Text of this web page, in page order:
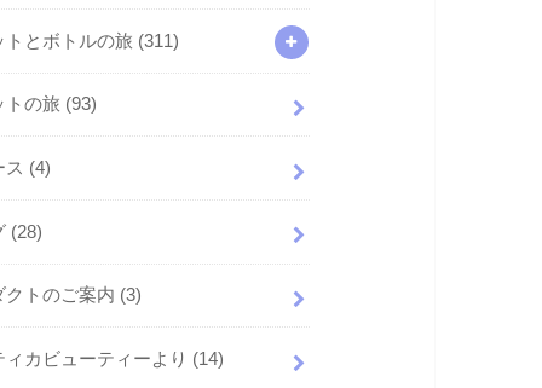
トとボトルの旅 (311)
トの旅 (93)
ス (4)
(28)
クトのご案内 (3)
ィカビューティーより (14)